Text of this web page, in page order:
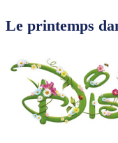
Le printemps